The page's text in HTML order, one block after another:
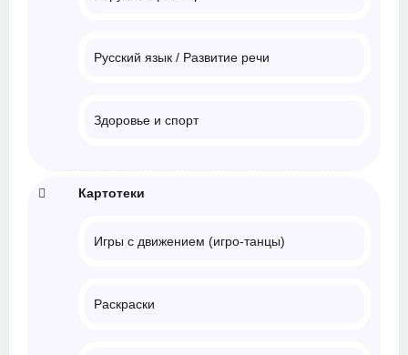
Русский язык / Развитие речи
Здоровье и спорт
Картотеки
Игры с движением (игро-танцы)
Раскраски